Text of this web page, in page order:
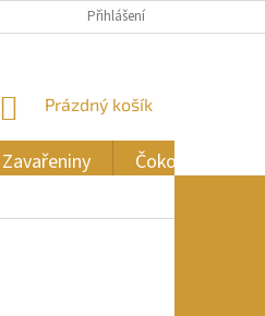
Přihlášení
NÁKUPNÍ
Prázdný košík
Zavařeniny Čokoláda